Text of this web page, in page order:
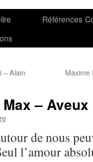
Références
– Alain
Maxime
–
de nous
l’amour